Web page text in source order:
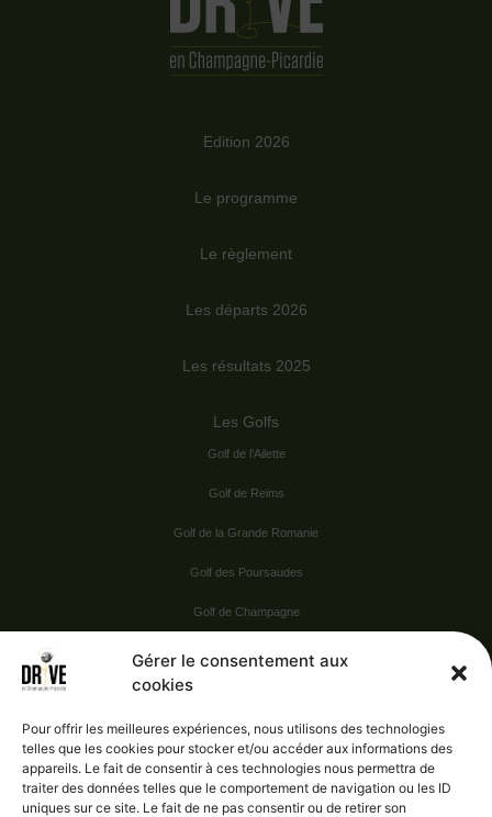
Gérer le consentement aux
cookies
Pour offrir les meilleures expériences, nous utilisons des technologies
telles que les cookies pour stocker et/ou accéder aux informations des
appareils. Le fait de consentir à ces technologies nous permettra de
traiter des données telles que le comportement de navigation ou les ID
uniques sur ce site. Le fait de ne pas consentir ou de retirer son
Edition 2026
Le programme
Le règlement
Les départs 2026
Les résultats 2025
Les Golfs
Golf de l’Ailette
Golf de Reims
Golf de la Grande Romanie
Golf des Poursaudes
Golf de Champagne
Vie pratique